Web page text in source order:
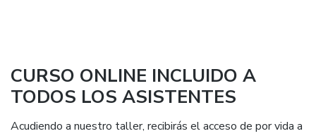
CURSO ONLINE INCLUIDO A
TODOS LOS ASISTENTES
Acudiendo a nuestro taller, recibirás el acceso de por vida a